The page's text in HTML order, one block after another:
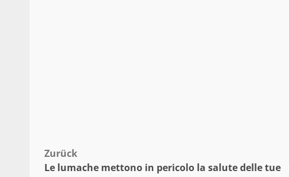
Beitragsnavigation
Zurück
Le lumache mettono in pericolo la salute delle tue